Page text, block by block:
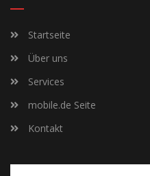
Startseite
Über uns
Services
mobile.de Seite
Kontakt